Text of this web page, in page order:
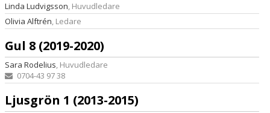
Linda Ludvigsson, Huvudledare
Olivia Alftrén, Ledare
Gul 8 (2019-2020)
Sara Rodelius, Huvudledare
0704-43 97 38
Ljusgrön 1 (2013-2015)